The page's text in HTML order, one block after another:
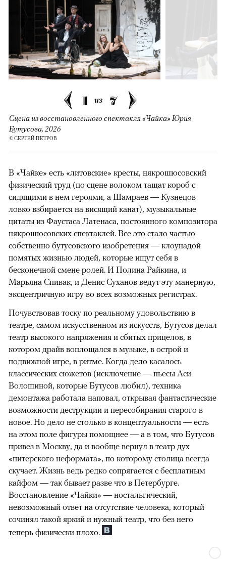
1 из 7
Сцена из восстановленного спектакля «Чайка» Юрия
Бутусова, 2026
© СЕРГЕЙ ПЕТРОВ
В «Чайке» есть «литовские» кресты, някрошюсовский
физический труд (по сцене волоком тащат короб с
сидящими в нем героями, а Шамраев — Кузнецов
ловко взбирается на висящий канат), музыкальные
цитаты из Фаустаса Латенаса, постоянного композитора
някрошюсовских спектаклей. Все это стало частью
собственно бутусовского изобретения — клоунадой
помятых жизнью людей, которые ищут себя в
бесконечной смене ролей. И Полина Райкина, и
Марьяна Спивак, и Денис Суханов ведут эту манерную,
эксцентричную игру во всех возможных регистрах.
Почувствовав тоску по реальному удовольствию в
театре, самом искусственном из искусств, Бутусов делал
театр высокого напряжения и сбитых прицелов, в
котором драйв воплощался в музыке, в острой и
подвижной игре, в ритме. Когда дело касалось
классических сюжетов (исключение — пьесы Аси
Волошиной, которые Бутусов любил), техника
демонтажа работала наповал, открывая фантастические
возможности деструкции и пересобирания старого в
новое. Но дело не столько в концептуальности — есть
на этом поле фигуры помощнее — а в том, что Бутусов
привез в Москву, да и вообще вернул в театр дух
«питерского неформата», по которому столица всегда
скучает. Жизнь ведь редко сопрягается с бесплатным
кайфом — так бывает разве что в Петербурге.
Восстановление «Чайки» — ностальгический,
невозможный ответ на отсутствие человека, который
сочинял такой яркий и нужный театр, что без него
теперь физически плохо.